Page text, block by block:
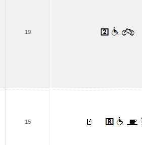
19
15